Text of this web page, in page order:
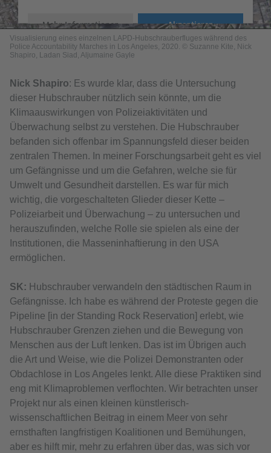
Mehr Informationen Akzeptieren
One Flight fromMassive Science onVimeo .
Visualisierung eines einzelnen LAPD-Hubschrauberfluges während des
Police Accountability Marches in Los Angeles, 2020. © Suzanne Kite, Nick
Shapiro, Ladan Siad, Aljumaine Gayle
Nick Shapiro: Es wurde klar, dass die Untersuchung
dieser Hubschrauber nützlich sein könnte, um die
Klimaauswirkungen von Polizeiaktivitäten und
Überwachung selbst zu verstehen. Die Hubschrauber
befanden sich offenbar im Spannungsfeld dieser beiden
zentralen Themen. In meiner Forschungsarbeit geht es viel
um Gefängnisse und um die Gefahren, welche sie für
Umwelt und Gesundheit darstellen. Es war für mich
wichtig, die vorgeschalteten Glieder dieser Kette –
Polizeiarbeit und Überwachung – zu untersuchen und
herauszufinden, welche Rolle sie spielen als eine der
Institutionen, die Masseninhaftierung in den USA
ermöglichen.
SK: Hubschrauber verwandeln den städtischen Raum in
Gefängnisse. Ich habe es während der Proteste gegen die
Pipeline [in der Standing Rock Reservation] erlebt, wie
Hubschrauber Grenzen ziehen und die Bewegung von
Menschen aus der Luft lenken. Das ist im Übrigen auch
die Art und Weise, wie die Polizei Demonstranten oder
Obdachlose in Los Angeles lenkt. Alle diese Praktiken sind
eng mit Klimaproblemen verflochten. Wir betrachten unser
Projekt nur als einen kleinen künstlerisch-
wissenschaftlichen Beitrag in einem Meer von sehr
ernsthaften langfristigen Koalitionen und Bemühungen,
aber es hilft mir, mehr zu erfahren über das, was sich vor